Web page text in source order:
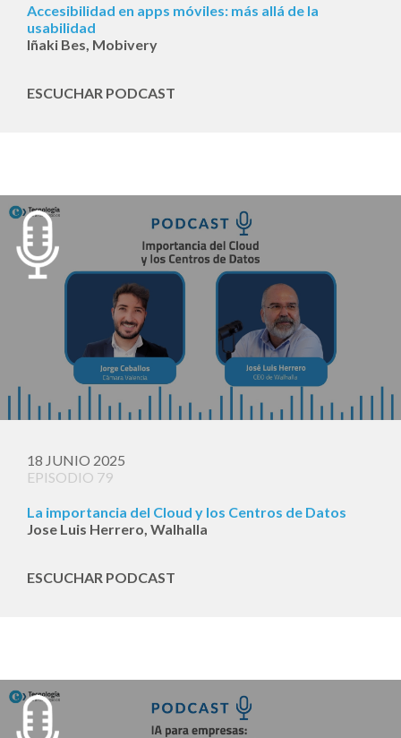
Accesibilidad en apps móviles: más allá de la
usabilidad
Iñaki Bes, Mobivery
ESCUCHAR PODCAST
18 JUNIO 2025
EPISODIO 79
La importancia del Cloud y los Centros de Datos
Jose Luis Herrero, Walhalla
ESCUCHAR PODCAST